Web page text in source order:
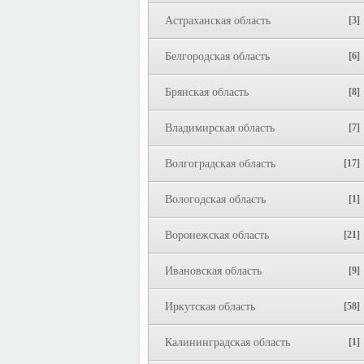
Астраханская область [3]
Белгородская область [6]
Брянская область [8]
Владимирская область [7]
Волгоградская область [17]
Вологодская область [1]
Воронежская область [21]
Ивановская область [9]
Иркутская область [58]
Калининградская область [1]